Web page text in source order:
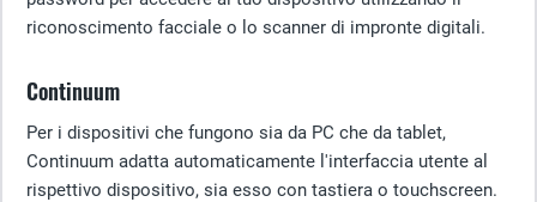
riconoscimento facciale o lo scanner di impronte digitali.
Continuum
Per i dispositivi che fungono sia da PC che da tablet,
Continuum adatta automaticamente l'interfaccia utente al
rispettivo dispositivo, sia esso con tastiera o touchscreen.